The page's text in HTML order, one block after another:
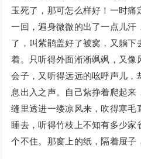
玉死了，那可怎么样好！一时痛
一回，遍身微微的出了一点儿汗
了，叫紫鹃盖好了被窝，又躺下
着。只听得外面淅淅飒飒，又像
会子，又听得远远的吆呼声儿，
息出入之声。自己紥挣着爬起来
缝里透进一缕凉风来，吹得寒毛
睡去，听得竹枝上不知有多少家
个不住。那窗上的纸，隔着屉子